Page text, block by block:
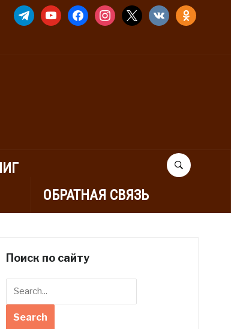
TELEGRAMYOUTUBEFACEBOOKINSTAGRAM
X VKONTAKTE
ОБРАТНАЯ СВЯЗЬ
Поиск по сайту